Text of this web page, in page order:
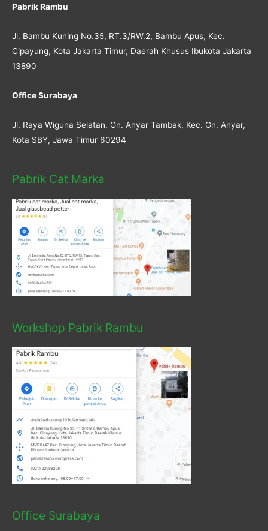
Pabrik Rambu
Jl. Bambu Kuning No.35, RT.3/RW.2, Bambu Apus, Kec.
Cipayung, Kota Jakarta Timur, Daerah Khusus Ibukota Jakarta
13890
Office Surabaya
Jl. Raya Wiguna Selatan, Gn. Anyar Tambak, Kec. Gn. Anyar,
Kota SBY, Jawa Timur 60294
Pabrik Cat Marka
Workshop Pabrik Rambu
Office Surabaya